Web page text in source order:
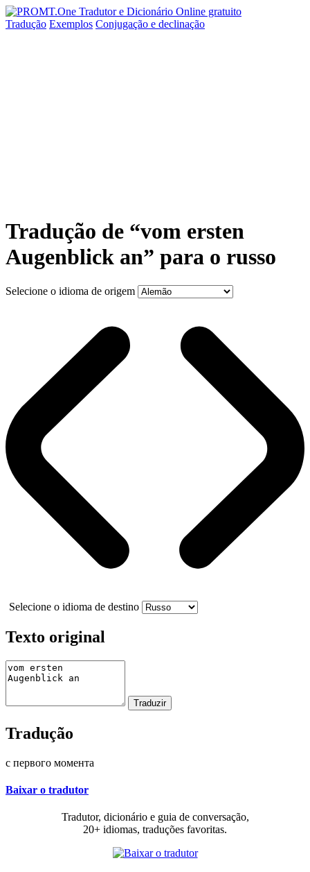
Tradução Exemplos Conjugação e declinação
Tradução de “vom ersten
Augenblick an” para o russo
Selecione o idioma de origem
Selecione o idioma de destino
Texto original
Tradução
с первого момента
Baixar o tradutor
Tradutor, dicionário e guia de conversação,
20+ idiomas, traduções favoritas.